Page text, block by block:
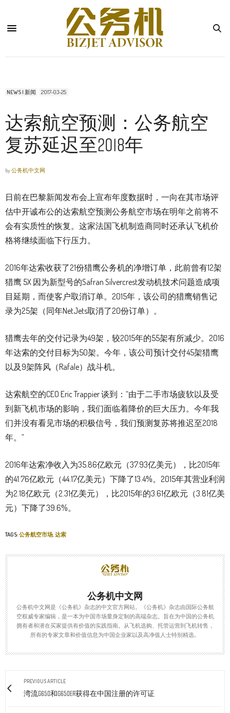
NEWS | 新闻 2017-03-25
达索航空预测：公务航空
复苏延迟至2018年
by公务机中文网
日前在巴黎新闻发布会上宣布年度数据时，一向在其市场评
估中开诚布公的达索航空预测公务航空市场在明年之前将不
会有实质性的恢复。这家法国飞机制造商同时还承认飞机价
格将继续面临下行压力。
2016年达索收获了21份猎鹰公务机的净增订单，此前曾有12架
猎鹰 5X 因为新型号的Safran Silvercrest发动机技术问题造成项
目延期，而使客户取消订单。2015年，该公司的猎鹰销售记
录为25架（同年NetJets取消了20份订单）。
猎鹰去年的交付记录为49架，较2015年的55架有所减少。2016
年达索的交付目标为50架。今年，该公司预计交付45架猎鹰
以及9架阵风（Rafale）战斗机。
达索航空的CEO Eric Trappier 谈到：“由于二手市场疲软以及受
到新飞机市场的影响，我们面临着降价的巨大压力。今年我
们并没有看见市场的积极信号，我们预测复苏将推迟至2018
年。”
2016年达索净收入为35.86亿欧元（37.93亿美元），比2015年
的41.76亿欧元（44.17亿美元）下降了13.4%。2015年其营业利润
为2.18亿欧元（2.31亿美元），比2015年的3.61亿欧元（3.81亿美
元）下降了39.6%。
TAGS:公务航空市场,达索
公务机中文网
公务机中文网是《公务机》杂志的中文官方网站。《公务机》杂志由国际公务航
空权威专家编辑，是一本为中国市场量身定制的高端杂志。旨在为中国的公务机
拥有者和潜在买家提供有价值的实践指南。从飞机选购、托管运营到飞机转售，
所有的专家文章和价值信息为中国企业家以及高净值人士特别精选。
PREVIOUS ARTICLE
湾流G650和G650ER获得在中国注册的许可证